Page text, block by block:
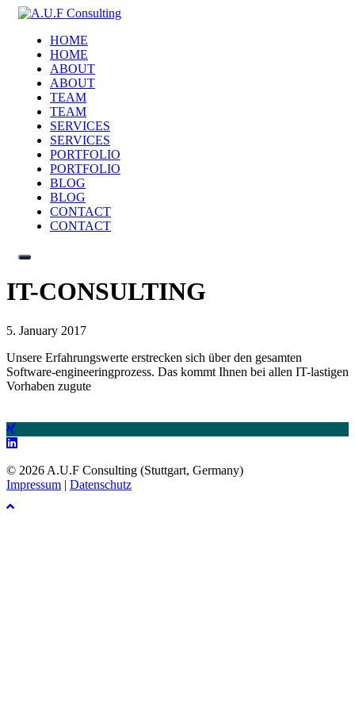
HOME
HOME
ABOUT
ABOUT
TEAM
TEAM
SERVICES
SERVICES
PORTFOLIO
PORTFOLIO
BLOG
BLOG
CONTACT
CONTACT
IT-CONSULTING
5. January 2017
Unsere Erfahrungswerte erstrecken sich über den gesamten
Software-engineeringprozess. Das kommt Ihnen bei allen IT-lastigen
Vorhaben zugute
© 2026 A.U.F Consulting (Stuttgart, Germany)
Impressum | Datenschutz